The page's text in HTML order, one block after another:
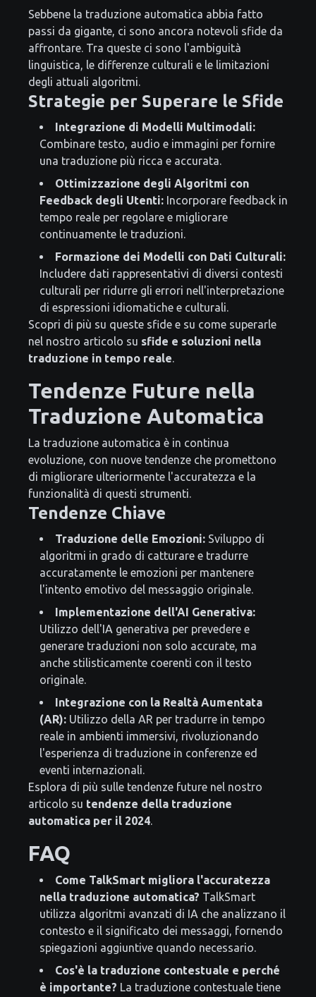
Sebbene la traduzione automatica abbia fatto
passi da gigante, ci sono ancora notevoli sfide da
affrontare. Tra queste ci sono l'ambiguità
linguistica, le differenze culturali e le limitazioni
degli attuali algoritmi.
Strategie per Superare le Sfide
Integrazione di Modelli Multimodali:
Combinare testo, audio e immagini per fornire
una traduzione più ricca e accurata.
Ottimizzazione degli Algoritmi con
Feedback degli Utenti: Incorporare feedback in
tempo reale per regolare e migliorare
continuamente le traduzioni.
Formazione dei Modelli con Dati Culturali:
Includere dati rappresentativi di diversi contesti
culturali per ridurre gli errori nell'interpretazione
di espressioni idiomatiche e culturali.
Scopri di più su queste sfide e su come superarle
nel nostro articolo su sfide e soluzioni nella
traduzione in tempo reale
Tendenze Future nella
Traduzione Automatica
La traduzione automatica è in continua
evoluzione, con nuove tendenze che promettono
di migliorare ulteriormente l'accuratezza e la
funzionalità di questi strumenti.
Tendenze Chiave
Traduzione delle Emozioni: Sviluppo di
algoritmi in grado di catturare e tradurre
accuratamente le emozioni per mantenere
l'intento emotivo del messaggio originale.
Implementazione dell'AI Generativa:
Utilizzo dell'IA generativa per prevedere e
generare traduzioni non solo accurate, ma
anche stilisticamente coerenti con il testo
originale.
Integrazione con la Realtà Aumentata
(AR): Utilizzo della AR per tradurre in tempo
reale in ambienti immersivi, rivoluzionando
l'esperienza di traduzione in conferenze ed
eventi internazionali.
Esplora di più sulle tendenze future nel nostro
articolo su tendenze della traduzione
automatica per il 2024
FAQ
Come TalkSmart migliora l'accuratezza
nella traduzione automatica? TalkSmart
utilizza algoritmi avanzati di IA che analizzano il
contesto e il significato dei messaggi, fornendo
spiegazioni aggiuntive quando necessario.
Cos'è la traduzione contestuale e perché
è importante? La traduzione contestuale tiene